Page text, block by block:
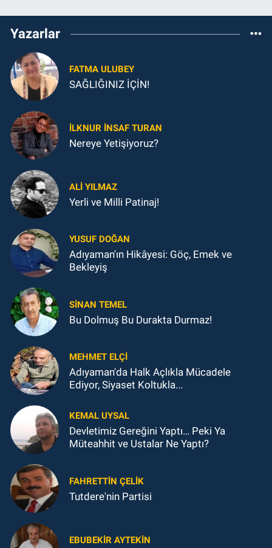
Yazarlar
FATMA ULUBEY
SAĞLIĞINIZ İÇİN!
İLKNUR İNSAF TURAN
Nereye Yetişiyoruz?
ALI YILMAZ
Yerli ve Milli Patinaj!
YUSUF DOĞAN
Adıyaman'ın Hikâyesi: Göç, Emek ve
Bekleyiş
SINAN TEMEL
Bu Dolmuş Bu Durakta Durmaz!
MEHMET ELÇI
Adıyaman'da Halk Açlıkla Mücadele
Ediyor, Siyaset Koltukla...
KEMAL UYSAL
Devletimiz Gereğini Yaptı… Peki Ya
Müteahhit ve Ustalar Ne Yaptı?
FAHRETTIN ÇELİK
Tutdere'nin Partisi
EBUBEKIR AYTEKIN